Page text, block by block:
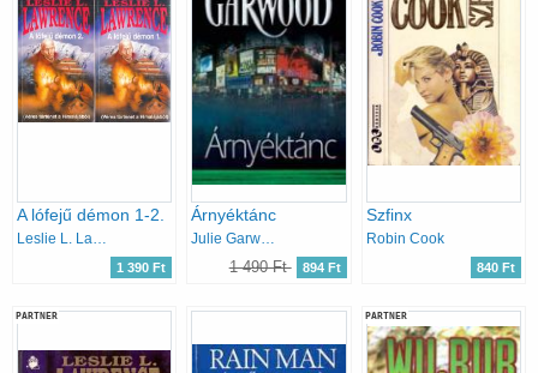
A lófejű démon 1-2.
Leslie L. Lawrence
1 390 Ft
Árnyéktánc
Julie Garwood
1 490 Ft 894 Ft
Szfinx
Robin Cook
840 Ft
PARTNER PARTNER